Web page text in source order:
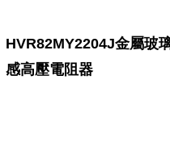
HVR82MY2204J金屬玻
感高壓電阻器